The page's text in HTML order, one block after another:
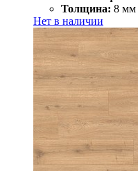
Толщина: 8 мм
Нет в наличии